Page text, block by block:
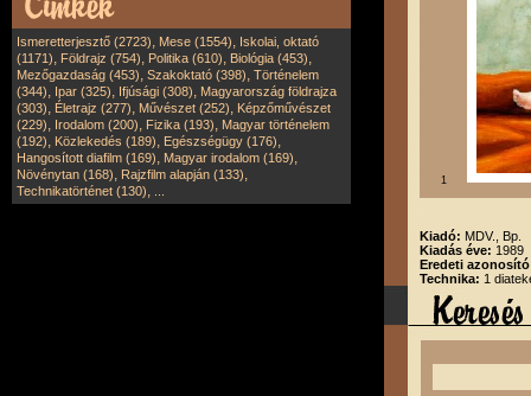
Ismeretterjesztő (2723), Mese (1554), Iskolai, oktató
(1171), Földrajz (754), Politika (610), Biológia (453),
Mezőgazdaság (453), Szakoktató (398), Történelem
(344), Ipar (325), Ifjúsági (308), Magyarország földrajza
(303), Életrajz (277), Művészet (252), Képzőművészet
(229), Irodalom (200), Fizika (193), Magyar történelem
(192), Közlekedés (189), Egészségügy (176),
Hangosított diafilm (169), Magyar irodalom (169),
Növénytan (168), Rajzfilm alapján (133),
Technikatörténet (130),
1
Kiadó: MDV., Bp.
Kiadás éve: 1989
Eredeti
Technika: 1